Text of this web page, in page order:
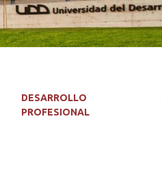
DESARROLLO
PROFESIONAL